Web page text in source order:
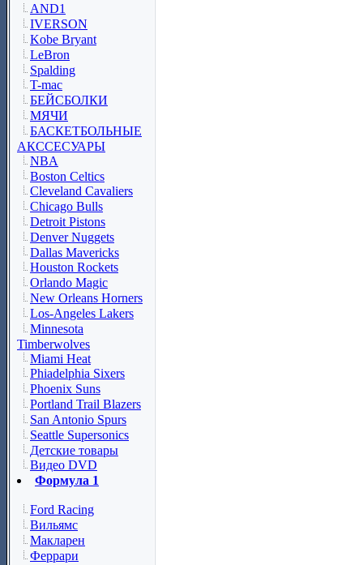
AND1
IVERSON
Kobe Bryant
LeBron
Spalding
T-mac
БЕЙСБОЛКИ
МЯЧИ
БАСКЕТБОЛЬНЫЕ
АКССЕСУАРЫ
NBA
Boston Celtics
Cleveland Cavaliers
Chicago Bulls
Detroit Pistons
Denver Nuggets
Dallas Mavericks
Houston Rockets
Orlando Magic
New Orleans Horners
Los-Angeles Lakers
Minnesota
Timberwolves
Miami Heat
Phiadelphia Sixers
Phoenix Suns
Portland Trail Blazers
San Antonio Spurs
Seattle Supersonics
Детские товары
Видео DVD
Формула 1
Ford Racing
Вильямс
Макларен
Феррари